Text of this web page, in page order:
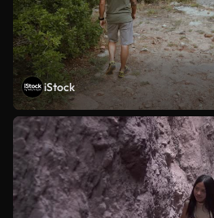
iStock